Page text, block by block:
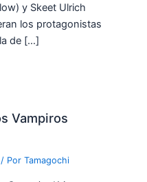
y Skeet Ulrich
los protagonistas
de […]
Vampiros
/ PorTamagochi